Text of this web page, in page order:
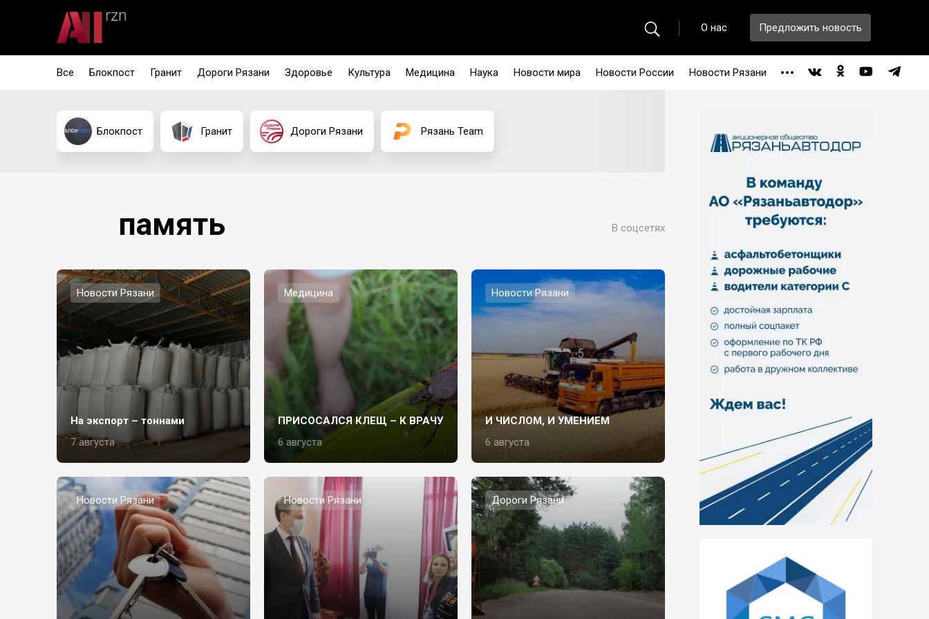
О нас Предложить новость
Все Блокпост Гранит Дороги Рязани Здоровье Культура Медицина Наука Новости мира Новости России Новости Рязани
Блокпост Гранит Дороги Рязани Рязань Team
память В соцсетях
Новости Рязани
На экспорт – тоннами
7 августа
Медицина
ПРИСОСАЛСЯ КЛЕЩ – К ВРАЧУ
6 августа
Новости Рязани
И ЧИСЛОМ, И УМЕНИЕМ
6 августа
Новости Рязани Новости Рязани Дороги Рязани